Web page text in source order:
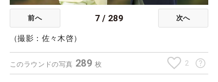
前へ 7 / 289 次へ
（撮影：佐々木啓）
このラウンドの写真 289 枚 2